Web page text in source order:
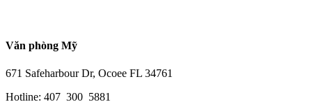
Văn phòng Mỹ
671 Safeharbour Dr, Ocoee FL 34761
Hotline: 407 300 5881